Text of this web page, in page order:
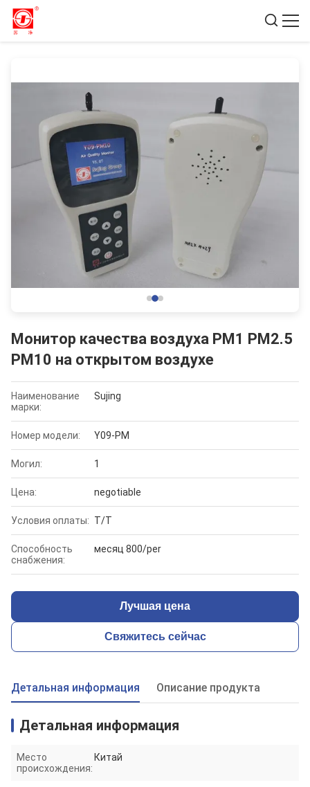
Монитор качества воздуха PM1 PM2.5
PM10 на открытом воздухе
Наименование
марки:
Sujing
Номер модели: Y09-PM
Могил: 1
Цена: negotiable
Условия оплаты: T/T
Способность
снабжения:
месяц 800/per
Лучшая цена
Свяжитесь сейчас
Детальная информация Описание продукта
Детальная информация
Место
происхождения:
Китай